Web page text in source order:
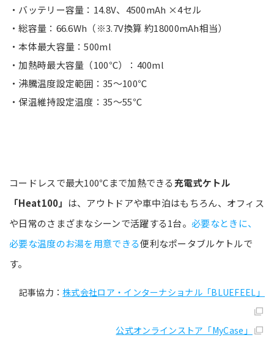
・バッテリー容量：14.8V、4500mAh ×4セル
・総容量：66.6Wh（※3.7V換算 約18000mAh相当）
・本体最大容量：500ml
・加熱時最大容量（100℃）：400ml
・沸騰温度設定範囲：35～100℃
・保温維持設定温度：35～55℃
コードレスで最大100℃まで加熱できる 充電式ケトル
「Heat100」 は、アウトドアや車中泊はもちろん、オフィス
や日常のさまざまなシーンで活躍する1台。 必要なときに、
必要な温度のお湯を用意できる便利なポータブルケトルで
す。
記事協力：株式会社ロア・インターナショナル「BLUEFEEL」
公式オンラインストア「MyCase」